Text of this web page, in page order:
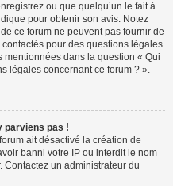
ou que quelqu’un le fait à
pour obtenir son avis. Notez
ce forum ne peuvent pas fournir de
pour des questions légales
mentionnées dans la question « Qui
légales concernant ce forum ? ».
parviens pas !
ait désactivé la création de
banni votre IP ou interdit le nom
Contactez un administrateur du